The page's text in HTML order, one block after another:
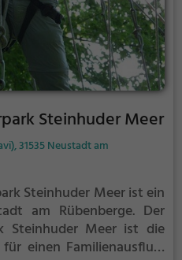
Steinhuder Meer
31535 Neustadt am
Steinhuder Meer ist ein
am Rübenberge. Der
Steinhuder Meer ist die
einen Familienausflug,